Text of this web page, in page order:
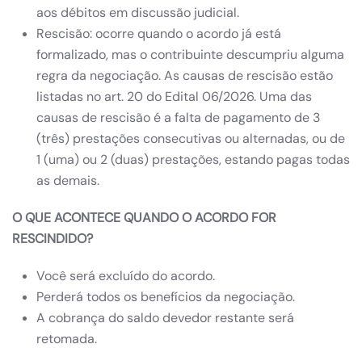
aos débitos em discussão judicial.
Rescisão: ocorre quando o acordo já está
formalizado, mas o contribuinte descumpriu alguma
regra da negociação. As causas de rescisão estão
listadas no art. 20 do Edital 06/2026. Uma das
causas de rescisão é a falta de pagamento de 3
(três) prestações consecutivas ou alternadas, ou de
1 (uma) ou 2 (duas) prestações, estando pagas todas
as demais.
O QUE ACONTECE QUANDO O ACORDO FOR
RESCINDIDO?
Você será excluído do acordo.
Perderá todos os benefícios da negociação.
A cobrança do saldo devedor restante será
retomada.